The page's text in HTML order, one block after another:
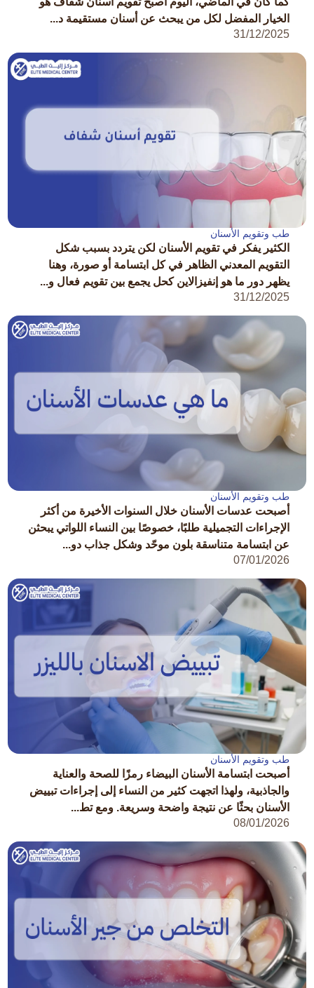
الخيار المفضل لكل من يبحث عن أسنان مستقيمة د...
31/12/2025
طب وتقويم الأسنان
الكثير يفكر في تقويم الأسنان لكن يتردد بسبب شكل
التقويم المعدني الظاهر في كل ابتسامة أو صورة، وهنا
يظهر دور ما هو إنفيزالاين كحل يجمع بين تقويم فعال و...
31/12/2025
طب وتقويم الأسنان
أصبحت عدسات الأسنان خلال السنوات الأخيرة من أكثر
الإجراءات التجميلية طلبًا، خصوصًا بين النساء اللواتي يبحثن
عن ابتسامة متناسقة بلون موحّد وشكل جذاب دو...
07/01/2026
طب وتقويم الأسنان
أصبحت ابتسامة الأسنان البيضاء رمزًا للصحة والعناية
والجاذبية، ولهذا اتجهت كثير من النساء إلى إجراءات تبييض
الأسنان بحثًا عن نتيجة واضحة وسريعة. ومع تط...
08/01/2026